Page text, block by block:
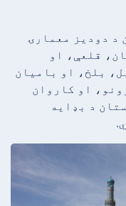
د دودیز معمارۍ
قلعې، او
بلخ، او بامیان
او کاروان
د بډایه